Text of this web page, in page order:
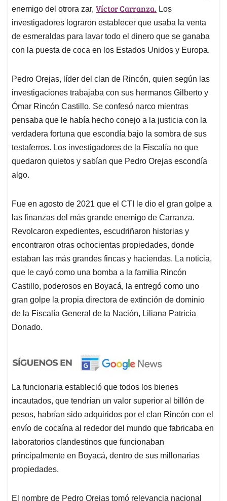
enemigo del otrora zar, Víctor Carranza. Los
investigadores lograron establecer que usaba la venta
de esmeraldas para lavar todo el dinero que se ganaba
con la puesta de coca en los Estados Unidos y Europa.
Pedro Orejas, líder del clan de Rincón, quien según las
investigaciones trabajaba con sus hermanos Gilberto y
Ómar Rincón Castillo. Se confesó narco mientras
pensaba que le había hecho conejo a la justicia con la
verdadera fortuna que escondía bajo la sombra de sus
testaferros. Los investigadores de la Fiscalía no que
quedaron quietos y sabían que Pedro Orejas escondía
algo.
Fue en agosto de 2021 que el CTI le dio el gran golpe a
las finanzas del más grande enemigo de Carranza.
Revolcaron expedientes, escudriñaron historias y
encontraron otras ochocientas propiedades, donde
estaban las más grandes fincas y haciendas. La noticia,
que le cayó como una bomba a la familia Rincón
Castillo, poderosos en Boyacá, la entregó como uno
gran golpe la propia directora de extinción de dominio
de la Fiscalía General de la Nación, Liliana Patricia
Donado.
La funcionaria estableció que todos los bienes
incautados, que tendrían un valor superior al billón de
pesos, habrían sido adquiridos por el clan Rincón con el
envío de cocaína al rededor del mundo que fabricaba en
laboratorios clandestinos que funcionaban
principalmente en Boyacá, dentro de sus millonarias
propiedades.
El nombre de Pedro Orejas tomó relevancia nacional